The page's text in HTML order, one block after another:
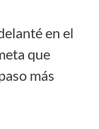
en el
que
más